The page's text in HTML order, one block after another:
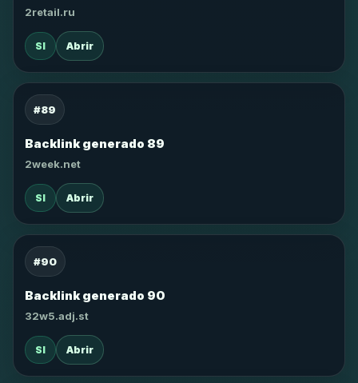
2retail.ru
SI Abrir
#89
Backlink generado 89
2week.net
SI Abrir
#90
Backlink generado 90
32w5.adj.st
SI Abrir